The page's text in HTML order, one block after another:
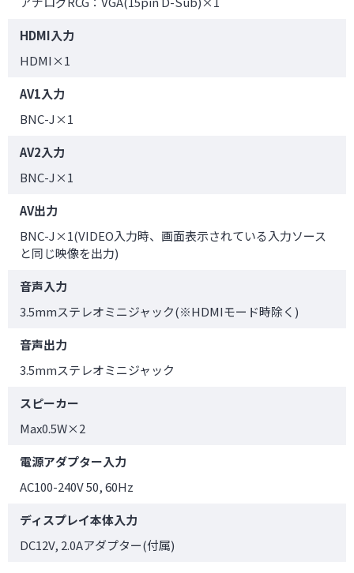
HDMI入力
HDMI×1
AV1入力
BNC-J×1
AV2入力
BNC-J×1
AV出力
BNC-J×1(VIDEO入力時、画面表示されている入力ソース
と同じ映像を出力)
音声入力
3.5mmステレオミニジャック(※HDMIモード時除く)
音声出力
3.5mmステレオミニジャック
スピーカー
Max0.5W×2
電源アダプター入力
AC100-240V 50, 60Hz
ディスプレイ本体入力
DC12V, 2.0Aアダプター(付属)